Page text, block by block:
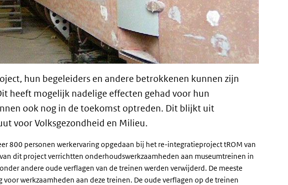
hun begeleiders en andere betrokkenen kunnen zijn
heeft mogelijk nadelige effecten gehad voor hun
ook nog in de toekomst optreden. Dit blijkt uit
voor Volksgezondheid en Milieu.
800 personen werkervaring opgedaan bij het re-integratieproject tROM van
dit project verrichtten onderhoudswerkzaamheden aan museumtreinen in
andere oude verflagen van de treinen werden verwijderd. De meeste
werkzaamheden aan deze treinen. De oude verflagen op de treinen